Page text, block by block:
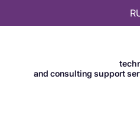
and consulting support